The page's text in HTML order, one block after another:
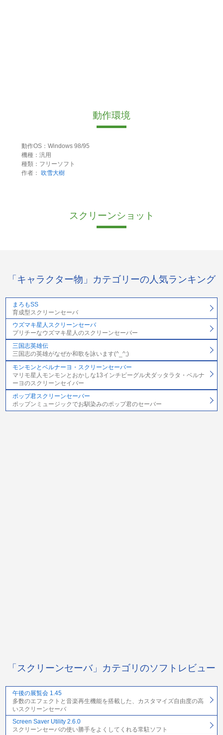
動作環境
動作OS：Windows 98/95
機種：汎用
種類：フリーソフト
作者：
吹雪大樹
スクリーンショット
「キャラクター物」カテゴリーの人気ランキング
まろもSS
育成型スクリーンセーバ
ウズマキ星人スクリーンセーバ
プリチーなウズマキ星人のスクリーンセーバー
三国志英雄伝
三国志の英雄がなぜか和歌を詠います(^_^;)
モンモンとベルナーヨ・スクリーンセーバー
マリモ星人モンモンとおかしな13インチビーグル犬ダッタラタ・ベルナ
ーヨのスクリーンセイバー
ポップ君スクリーンセーバー
ポップンミュージックでお馴染みのポップ君のセーバー
「スクリーンセーバ」カテゴリのソフトレビュー
午後の展覧会 1.45
多数のエフェクトと音楽再生機能を搭載した、カスタマイズ自由度の高
いスクリーンセーバ
Screen Saver Utility 2.6.0
スクリーンセーバの使い勝手をよくしてくれる常駐ソフト